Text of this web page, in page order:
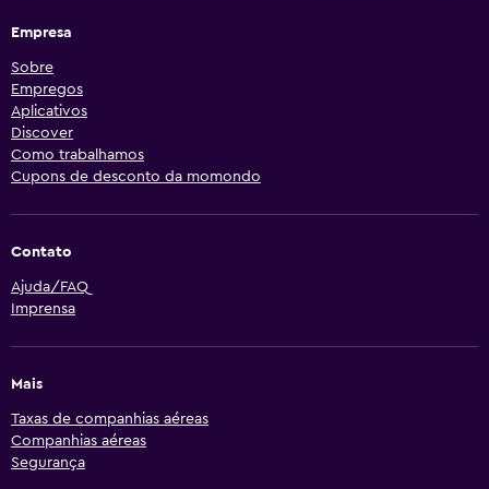
Empresa
Sobre
Empregos
Aplicativos
Discover
Como trabalhamos
Cupons de desconto da momondo
Contato
Ajuda/FAQ
Imprensa
Mais
Taxas de companhias aéreas
Companhias aéreas
Segurança